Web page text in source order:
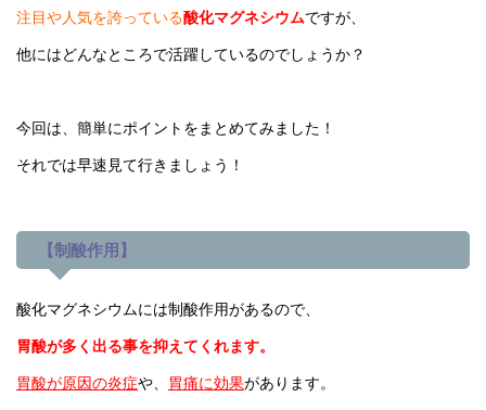
注目や人気を誇っている酸化マグネシウムですが、
他にはどんなところで活躍しているのでしょうか？
今回は、簡単にポイントをまとめてみました！
それでは早速見て行きましょう！
【制酸作用】
酸化マグネシウムには制酸作用があるので、
胃酸が多く出る事を抑えてくれます。
胃酸が原因の炎症や、 胃痛に効果があります。